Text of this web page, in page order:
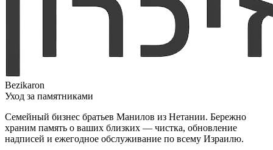
Bezikaron
Уход за памятниками
Семейный бизнес братьев Манилов из Нетании. Бережно
храним память о ваших близких — чистка, обновление
надписей и ежегодное обслуживание по всему Израилю.